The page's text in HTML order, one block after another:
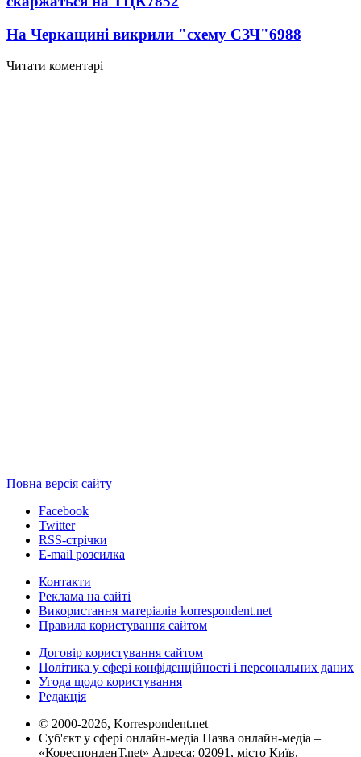
На Черкащині викрили "схему СЗЧ"6988
Читати коментарі
Повна версія сайту
Facebook
Twitter
RSS-стрічки
E-mail розсилка
Контакти
Реклама на сайті
Використання матеріалів korrespondent.net
Правила користування сайтом
Договір користування сайтом
Політика у сфері конфіденційності і персональних даних
Угода щодо користування
Редакція
© 2000-2026, Korrespondent.net
Суб'єкт у сфері онлайн-медіа Назва онлайн-медіа –
«КореспонденТ.net» Адреса: 02091, місто Київ,